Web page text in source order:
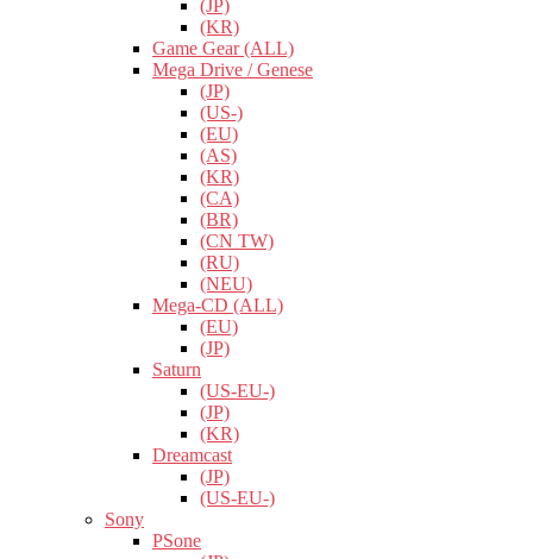
(JP)
(KR)
Game Gear (ALL)
Mega Drive / Genese
(JP)
(US-)
(EU)
(AS)
(KR)
(CA)
(BR)
(CN TW)
(RU)
(NEU)
Mega-CD (ALL)
(EU)
(JP)
Saturn
(US-EU-)
(JP)
(KR)
Dreamcast
(JP)
(US-EU-)
Sony
PSone